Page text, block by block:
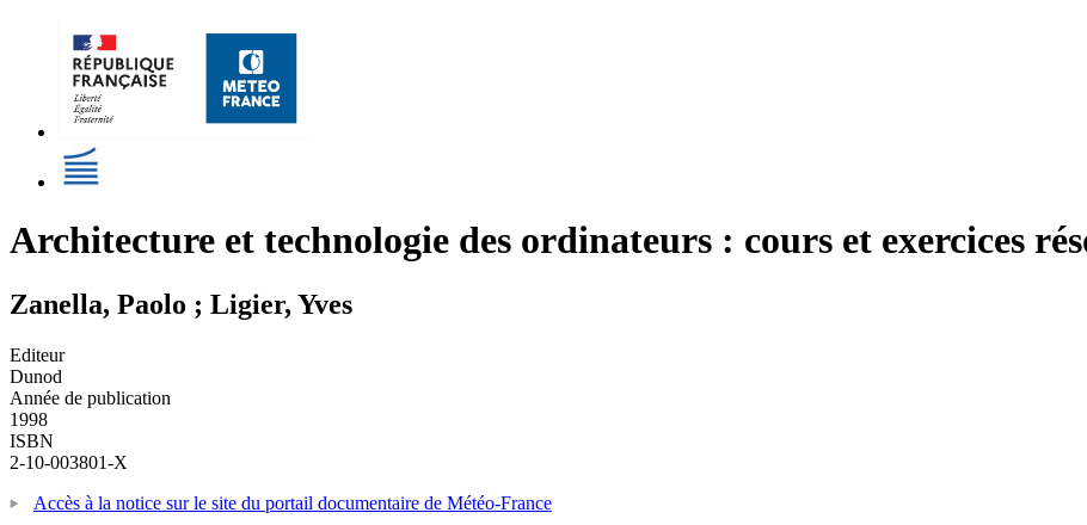
Architecture et technologie des ordinateurs : cours et exercices
Zanella, Paolo ; Ligier, Yves
Editeur
Dunod
Année de publication
1998
ISBN
2-10-003801-X
Accès à la notice sur le site du portail documentaire de Météo-France